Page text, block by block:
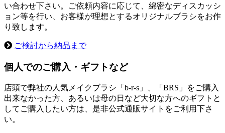
い合わせ下さい。ご依頼内容に応じて、綿密なディスカッシ
ョン等を行い、お客様が理想とするオリジナルブラシをお作
り致します。
ご検討から納品まで
個人でのご購入・ギフトなど
店頭で弊社の人気メイクブラシ「b-r-s」、「BRS」をご購入
出来なかった方、あるいは母の日など大切な方へのギフトと
してご購入したい方は、是非公式通販サイトをご利用下さ
い。